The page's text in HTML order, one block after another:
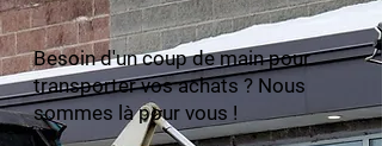
Besoin d'un coup de main pour
transporter vos achats ? Nous
sommes là pour vous !